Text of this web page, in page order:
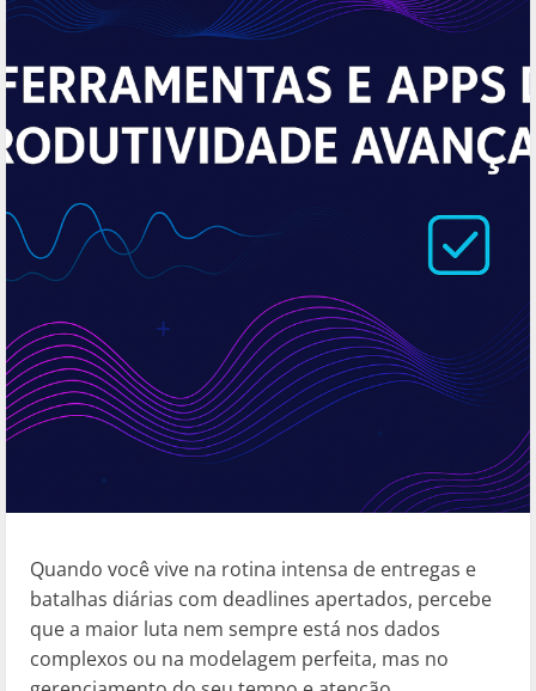
Quando você vive na rotina intensa de entregas e
batalhas diárias com deadlines apertados, percebe
que a maior luta nem sempre está nos dados
complexos ou na modelagem perfeita, mas no